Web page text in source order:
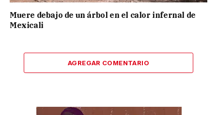
Muere debajo de un árbol en el calor infernal de
Mexicali
AGREGAR COMENTARIO